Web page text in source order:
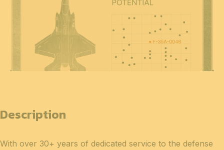
Description
With over 30+ years of dedicated service to the defense